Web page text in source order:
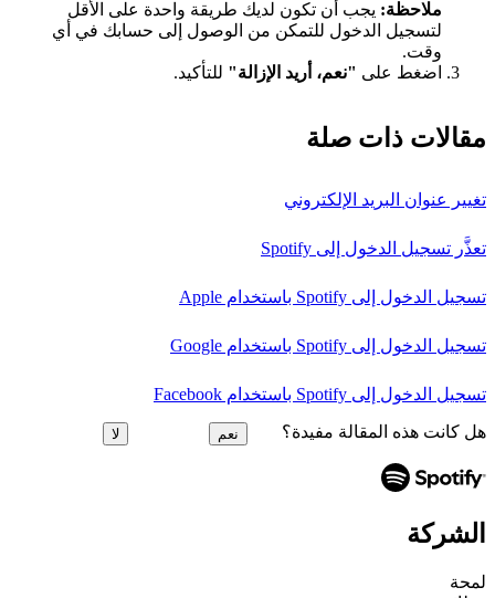
ملاحظة: يجب أن تكون لديك طريقة واحدة على الأقل
لتسجيل الدخول للتمكن من الوصول إلى حسابك في أي
وقت.
اضغط على "نعم، أريد الإزالة" للتأكيد.
مقالات ذات صلة
تغيير عنوان البريد الإلكتروني
تعذَّر تسجيل الدخول إلى Spotify
تسجيل الدخول إلى Spotify باستخدام Apple
تسجيل الدخول إلى Spotify باستخدام Google
تسجيل الدخول إلى Spotify باستخدام Facebook
هل كانت هذه المقالة مفيدة؟ نعم لا
الشركة
لمحة